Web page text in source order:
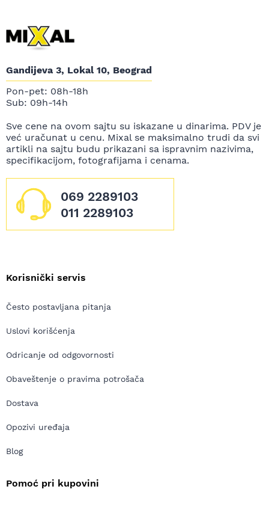
Gandijeva 3, Lokal 10, Beograd
Pon-pet: 08h-18h
Sub: 09h-14h
Sve cene na ovom sajtu su iskazane u dinarima. PDV je
već uračunat u cenu. Mixal se maksimalno trudi da svi
artikli na sajtu budu prikazani sa ispravnim nazivima,
specifikacijom, fotografijama i cenama.
069 2289103
011 2289103
Korisnički servis
Često postavljana pitanja
Uslovi korišćenja
Odricanje od odgovornosti
Obaveštenje o pravima potrošača
Dostava
Opozivi uređaja
Blog
Pomoć pri kupovini